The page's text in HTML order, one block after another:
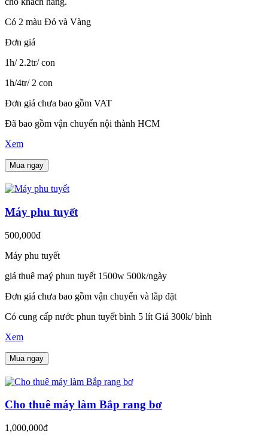
Có 2 màu Đỏ và Vàng
Đơn giá
1h/ 2.2tr/ con
1h/4tr/ 2 con
Đơn giá chưa bao gồm VAT
Đã bao gồm vận chuyển nội thành HCM
Xem
Mua ngay
Máy phu tuyết
500,000đ
Máy phu tuyết
giá thuê maý phun tuyết 1500w 500k/ngày
Đơn giá chưa bao gồm vận chuyển và lắp đặt
Có cung cấp nước phun tuyết bình 5 lít Giá 300k/ bình
Xem
Mua ngay
Cho thuê máy làm Bắp rang bơ
1,000,000đ